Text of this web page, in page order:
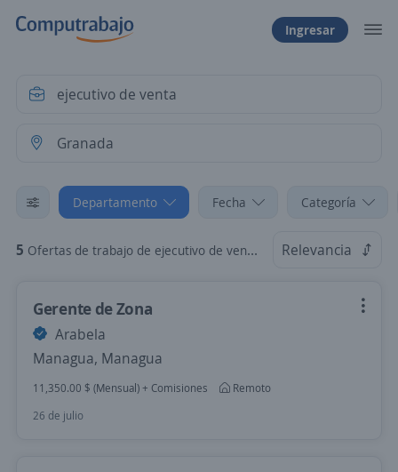
Ingresar
Departamento Fecha Categoría
5 Ofertas de trabajo de ejecutivo de venta en Granada Relevancia
Gerente de Zona
Arabela
Managua, Managua
11,350.00 $ (Mensual) + Comisiones
Remoto
26 de julio